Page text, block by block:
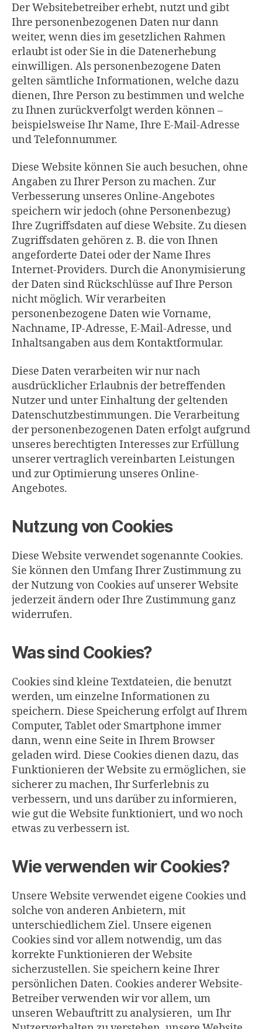
Der Websitebetreiber erhebt, nutzt und gibt
Ihre personenbezogenen Daten nur dann
weiter, wenn dies im gesetzlichen Rahmen
erlaubt ist oder Sie in die Datenerhebung
einwilligen. Als personenbezogene Daten
gelten sämtliche Informationen, welche dazu
dienen, Ihre Person zu bestimmen und welche
zu Ihnen zurückverfolgt werden können –
beispielsweise Ihr Name, Ihre E-Mail-Adresse
und Telefonnummer.
Diese Website können Sie auch besuchen, ohne
Angaben zu Ihrer Person zu machen. Zur
Verbesserung unseres Online-Angebotes
speichern wir jedoch (ohne Personenbezug)
Ihre Zugriffsdaten auf diese Website. Zu diesen
Zugriffsdaten gehören z. B. die von Ihnen
angeforderte Datei oder der Name Ihres
Internet-Providers. Durch die Anonymisierung
der Daten sind Rückschlüsse auf Ihre Person
nicht möglich. Wir verarbeiten
personenbezogene Daten wie Vorname,
Nachname, IP-Adresse, E-Mail-Adresse, und
Inhaltsangaben aus dem Kontaktformular.
Diese Daten verarbeiten wir nur nach
ausdrücklicher Erlaubnis der betreffenden
Nutzer und unter Einhaltung der geltenden
Datenschutzbestimmungen. Die Verarbeitung
der personenbezogenen Daten erfolgt aufgrund
unseres berechtigten Interesses zur Erfüllung
unserer vertraglich vereinbarten Leistungen
und zur Optimierung unseres Online-
Angebotes.
Nutzung von Cookies
Diese Website verwendet sogenannte Cookies.
Sie können den Umfang Ihrer Zustimmung zu
der Nutzung von Cookies auf unserer Website
jederzeit ändern oder Ihre Zustimmung ganz
widerrufen.
Was sind Cookies?
Cookies sind kleine Textdateien, die benutzt
werden, um einzelne Informationen zu
speichern. Diese Speicherung erfolgt auf Ihrem
Computer, Tablet oder Smartphone immer
dann, wenn eine Seite in Ihrem Browser
geladen wird. Diese Cookies dienen dazu, das
Funktionieren der Website zu ermöglichen, sie
sicherer zu machen, Ihr Surferlebnis zu
verbessern, und uns darüber zu informieren,
wie gut die Website funktioniert, und wo noch
etwas zu verbessern ist.
Wie verwenden wir Cookies?
Unsere Website verwendet eigene Cookies und
solche von anderen Anbietern, mit
unterschiedlichem Ziel. Unsere eigenen
Cookies sind vor allem notwendig, um das
korrekte Funktionieren der Website
sicherzustellen. Sie speichern keine Ihrer
persönlichen Daten. Cookies anderer Website-
Betreiber verwenden wir vor allem, um
unseren Webauftritt zu analysieren, um Ihr